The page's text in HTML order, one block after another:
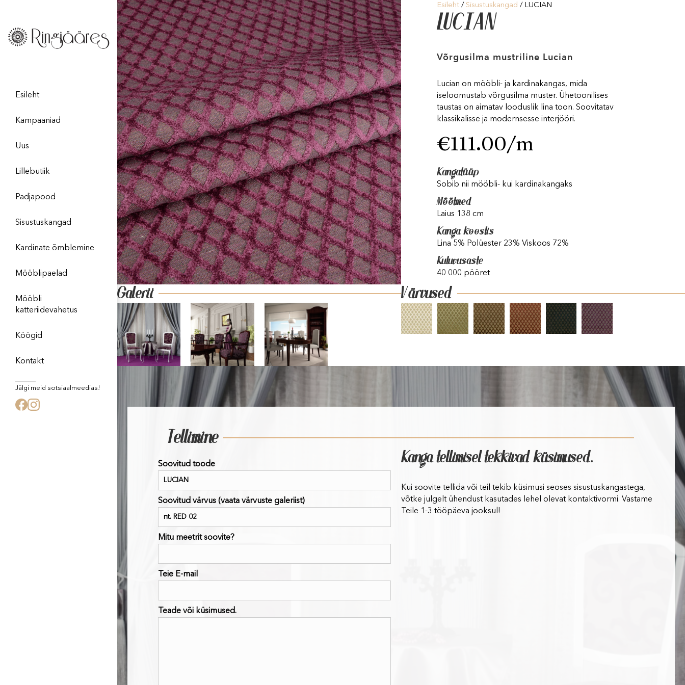
Esileht
Kampaaniad
Uus
Lillebutiik
Padjapood
Sisustuskangad
Kardinate õmblemine
Mööblipaelad
Mööbli
katteriidevahetus
Köögid
Kontakt
Jälgi meid sotsiaalmeedias!
Esileht / Sisustuskangad / LUCIAN
LUCIAN
Võrgusilma mustriline Lucian
Lucian on mööbli- ja kardinakangas, mida
iseloomustab võrgusilma muster. Ühetoonilises
taustas on aimatav looduslik lina toon. Soovitatav
klassikalisse ja modernsesse interjööri.
€111.00/m
Kangatüüp
Sobib nii mööbli- kui kardinakangaks
Mõõtmed
Laius 138 cm
Kanga koostis
Lina 5% Polüester 23% Viskoos 72%
Kuluvusaste
40 000 pööret
Galerii Värvused
Tellimine
Soovitud toode
Soovitud värvus (vaata värvuste galeriist)
Mitu meetrit soovite?
Teie E-mail
Teade või küsimused.
Kanga tellimisel tekkivad küsimused.
Kui soovite tellida või teil tekib küsimusi seoses sisustuskangastega,
võtke julgelt ühendust kasutades lehel olevat kontaktivormi. Vastame
Teile 1-3 tööpäeva jooksul!